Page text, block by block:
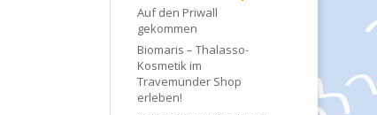
Auf den Priwall
gekommen
Biomaris – Thalasso-
Kosmetik im
Travemünder Shop
erleben!